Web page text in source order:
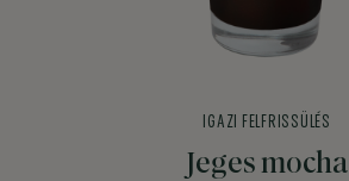
Jeges mocha
IGAZI FELFRISSÜLÉS